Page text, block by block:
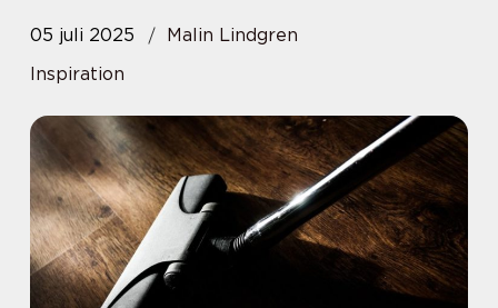
05 juli 2025
Malin Lindgren
Inspiration